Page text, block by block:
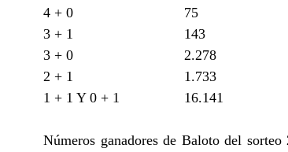
4 + 0
75
3 + 1
143
3 + 0
2.278
2 + 1
1.733
1 + 1 Y 0 + 1
16.141
Números ganadores de Baloto del